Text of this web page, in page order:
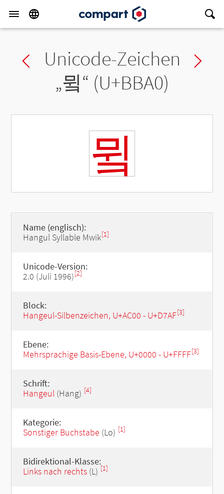
Previous char
Unicode-Zeichen
„뮠“ (U+BBA0)
뮠
Name (englisch):
Hangul Syllable Mwik[1]
Unicode-Version:
2.0 (Juli 1996)[2]
Block:
Hangeul-Silbenzeichen, U+AC00 - U+D7AF[3]
Ebene:
Mehrsprachige Basis-Ebene, U+0000 - U+FFFF[3]
Schrift:
Hangeul(Hang) [4]
Kategorie:
Sonstiger Buchstabe (Lo) [1]
Bidirektional-Klasse:
Links nach rechts(L) [1]